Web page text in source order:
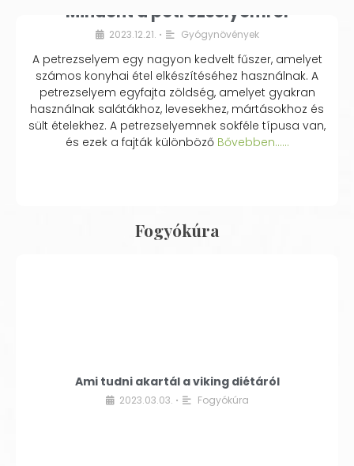
Mindent a petrezselyemről
2023.12.21. • Gyógynövények
A petrezselyem egy nagyon kedvelt fűszer, amelyet
számos konyhai étel elkészítéséhez használnak. A
petrezselyem egyfajta zöldség, amelyet gyakran
használnak salátákhoz, levesekhez, mártásokhoz és
sült ételekhez. A petrezselyemnek sokféle típusa van,
és ezek a fajták különbözőBővebben...…
Fogyókúra
Ami tudni akartál a viking diétáról
2023.03.03. • Fogyókúra